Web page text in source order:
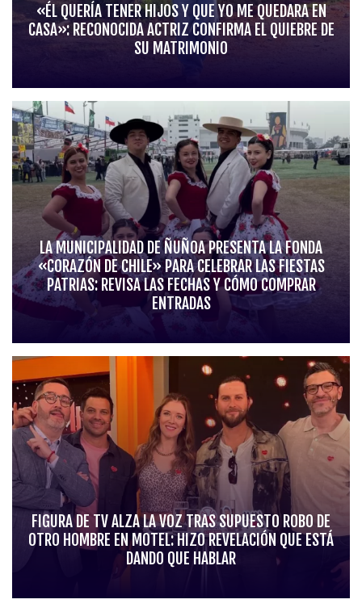
«ÉL QUERÍA TENER HIJOS Y QUE YO ME QUEDARA EN
CASA»: RECONOCIDA ACTRIZ CONFIRMA EL QUIEBRE DE
SU MATRIMONIO
LA MUNICIPALIDAD DE ÑUÑOA PRESENTA LA FONDA
«CORAZÓN DE CHILE» PARA CELEBRAR LAS FIESTAS
PATRIAS: REVISA LAS FECHAS Y CÓMO COMPRAR
ENTRADAS
FIGURA DE TV ALZA LA VOZ TRAS SUPUESTO ROBO DE
OTRO HOMBRE EN MOTEL: HIZO REVELACIÓN QUE ESTÁ
DANDO QUE HABLAR